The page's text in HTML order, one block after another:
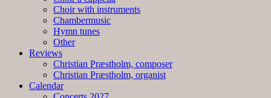
Choir with instruments
Chambermusic
Hymn tunes
Other
Reviews
Christian Præstholm, composer
Christian Præstholm, organist
Calendar